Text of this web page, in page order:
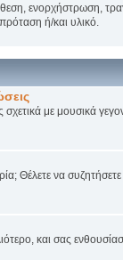
ενορχήστρωση,
ή/και υλικό.
σχετικά με μουσικά
Θέλετε να
και σας